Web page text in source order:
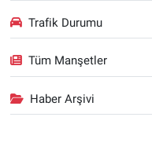
Trafik Durumu
Tüm Manşetler
Haber Arşivi